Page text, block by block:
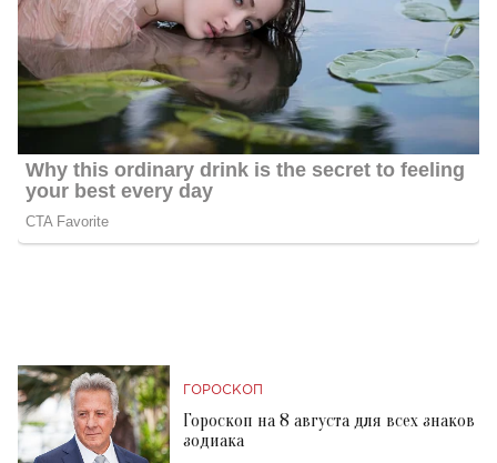
ГОРОСКОП
Гороскоп на 8 августа для всех знаков
зодиака